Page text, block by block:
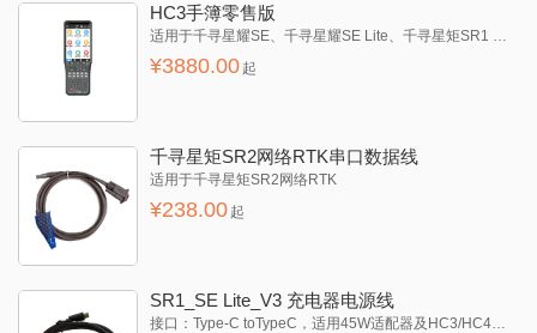
HC3手簿零售版
¥3880.00 起
千寻星矩SR2网络RTK串口数据线
适用于千寻星矩SR2网络RTK
¥238.00 起
SR1_SE Lite_V3 充电器电源线